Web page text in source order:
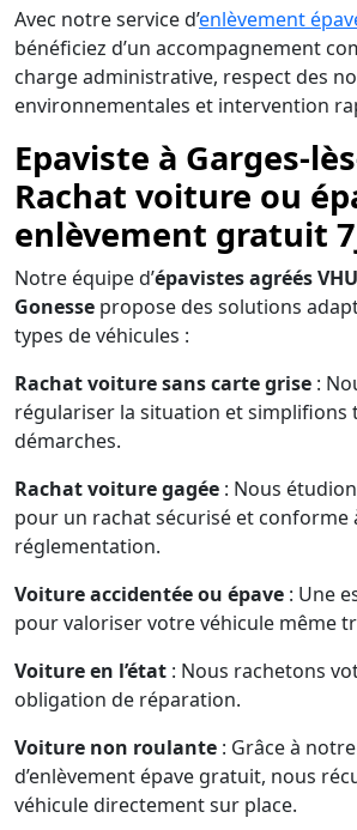
Avec notre service d’enlèvement
bénéficiez d’un accompagnement
charge administrative, respect des
environnementales et intervention
Epaviste à Garges-
Rachat voiture ou
enlèvement gratuit
Notre équipe d’épavistes agréés
Gonesse propose des solutions
types de véhicules :
Rachat voiture sans carte grise :
régulariser la situation et simplifions
démarches.
Rachat voiture gagée : Nous
pour un rachat sécurisé et conforme
réglementation.
Voiture accidentée ou épave : Une
pour valoriser votre véhicule même
Voiture en l’état : Nous rachetons
obligation de réparation.
Voiture non roulante : Grâce à
d’enlèvement épave gratuit, nous
véhicule directement sur place.